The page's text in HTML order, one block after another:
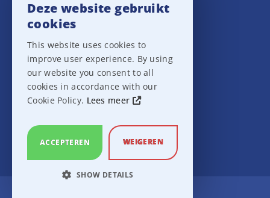
Training Events
Privacy verklaring
Disclaimer
Deze website gebruikt
cookies
This website uses cookies to
improve user experience. By using
our website you consent to all
cookies in accordance with our
Cookie Policy. Lees meer
ACCEPTEREN WEIGEREN
SHOW DETAILS